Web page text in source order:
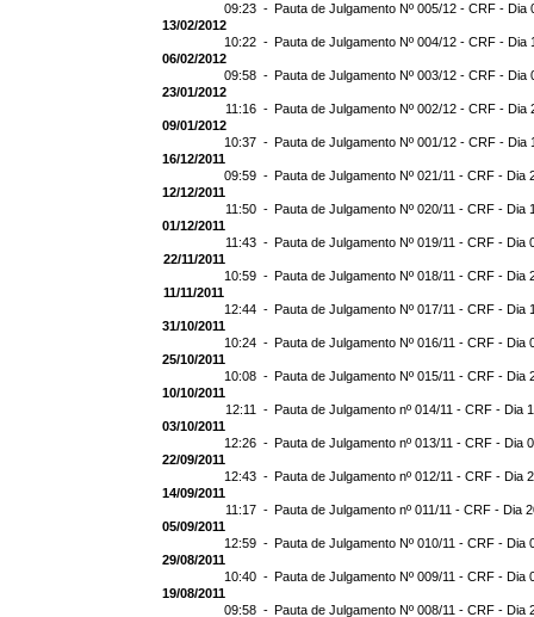
09:23 - Pauta de Julgamento Nº 005/12 - CRF - Dia
13/02/2012
10:22 - Pauta de Julgamento Nº 004/12 - CRF - Dia
06/02/2012
09:58 - Pauta de Julgamento Nº 003/12 - CRF - Dia
23/01/2012
11:16 - Pauta de Julgamento Nº 002/12 - CRF - Dia
09/01/2012
10:37 - Pauta de Julgamento Nº 001/12 - CRF - Dia
16/12/2011
09:59 - Pauta de Julgamento Nº 021/11 - CRF - Dia
12/12/2011
11:50 - Pauta de Julgamento Nº 020/11 - CRF - Dia
01/12/2011
11:43 - Pauta de Julgamento Nº 019/11 - CRF - Dia
22/11/2011
10:59 - Pauta de Julgamento Nº 018/11 - CRF - Dia
11/11/2011
12:44 - Pauta de Julgamento Nº 017/11 - CRF - Dia
31/10/2011
10:24 - Pauta de Julgamento Nº 016/11 - CRF - Dia
25/10/2011
10:08 - Pauta de Julgamento Nº 015/11 - CRF - Dia
10/10/2011
12:11 - Pauta de Julgamento nº 014/11 - CRF - Dia
03/10/2011
12:26 - Pauta de Julgamento nº 013/11 - CRF - Dia
22/09/2011
12:43 - Pauta de Julgamento nº 012/11 - CRF - Dia
14/09/2011
11:17 - Pauta de Julgamento nº 011/11 - CRF - Dia
05/09/2011
12:59 - Pauta de Julgamento Nº 010/11 - CRF - Dia
29/08/2011
10:40 - Pauta de Julgamento Nº 009/11 - CRF - Dia
19/08/2011
09:58 - Pauta de Julgamento Nº 008/11 - CRF - Dia